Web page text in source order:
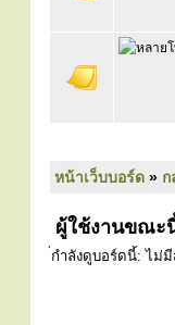
หน้าเว็บบอร์ด »
ผู้ใช้งานขณะ
กำลังดูบอร์ดนี้: ไม่